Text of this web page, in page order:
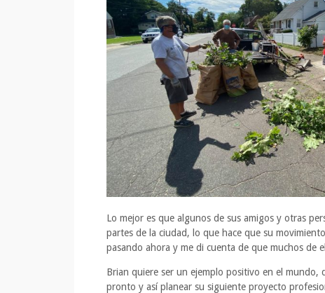
Lo mejor es que algunos de sus amigos y otras
partes de la ciudad, lo que hace que su
pasando ahora y me di cuenta de que muchos de
Brian quiere ser un ejemplo positivo en el mundo,
pronto y así planear su siguiente proyecto